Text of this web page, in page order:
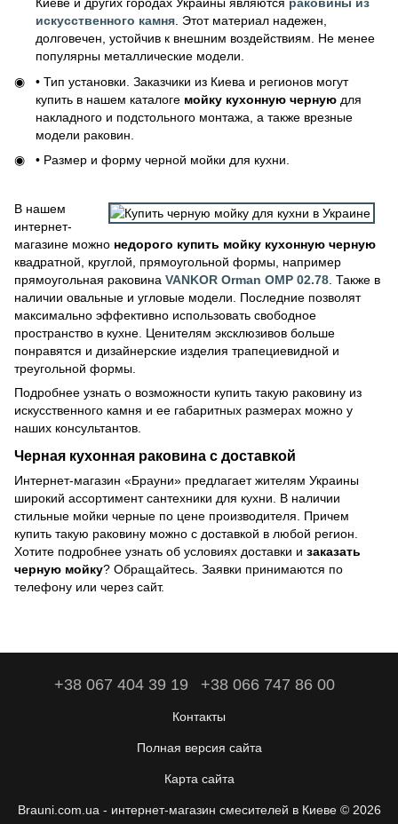
искусственного камня . Этот материал надежен,
долговечен, устойчив к внешним воздействиям. Не менее
популярны металлические модели.
• Тип установки. Заказчики из Киева и регионов могут
купить в нашем каталоге мойку кухонную черную для
накладного и подстольного монтажа, а также врезные
модели раковин.
• Размер и форму черной мойки для кухни.
В нашем
интернет-
магазине можно недорого купить мойку кухонную черную
квадратной, круглой, прямоугольной формы, например
прямоугольная раковина VANKOR Orman OMP 02.78. Также в
наличии овальные и угловые модели. Последние позволят
максимально эффективно использовать свободное
пространство в кухне. Ценителям эксклюзивов больше
понравятся и дизайнерские изделия трапециевидной и
треугольной формы.
Подробнее узнать о возможности купить такую раковину из
искусственного камня и ее габаритных размерах можно у
наших консультантов.
Черная кухонная раковина с доставкой
Интернет-магазин «Брауни» предлагает жителям Украины
широкий ассортимент сантехники для кухни. В наличии
стильные мойки черные по цене производителя. Причем
купить такую раковину можно с доставкой в любой регион.
Хотите подробнее узнать об условиях доставки и заказать
черную мойку? Обращайтесь. Заявки принимаются по
телефону или через сайт.
+38 067 404 39 19 +38 066 747 86 00
Контакты
Полная версия сайта
Карта сайта
Brauni.com.ua - интернет-магазин смесителей в Киеве © 2026